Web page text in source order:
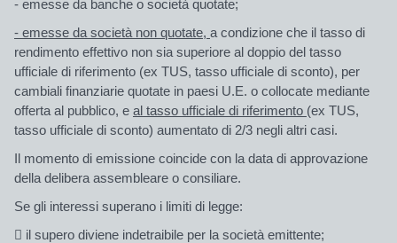
- emesse da banche o società quotate;
- emesse da società non quotate, a condizione che il tasso di
rendimento effettivo non sia superiore al doppio del tasso
ufficiale di riferimento (ex TUS, tasso ufficiale di sconto), per
cambiali finanziarie quotate in paesi U.E. o collocate mediante
offerta al pubblico, e al tasso ufficiale di riferimento (ex TUS,
tasso ufficiale di sconto) aumentato di 2/3 negli altri casi.
Il momento di emissione coincide con la data di approvazione
della delibera assembleare o consiliare.
Se gli interessi superano i limiti di legge:
 il supero diviene indetraibile per la società emittente;